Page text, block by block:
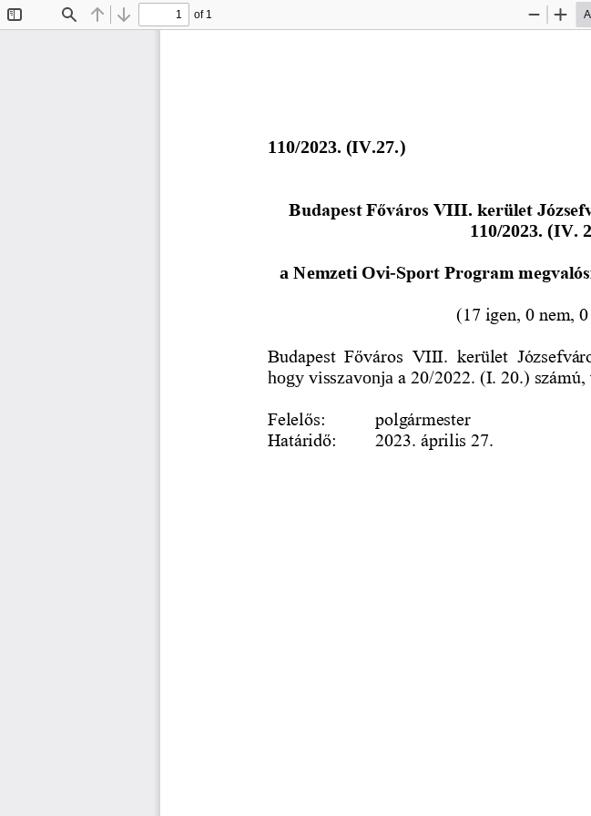
Find Previous
Next
of 1
Zoom
Zoom
110/2023. (IV.27.)
Budapest Főváros VIII. kerület
110/2023. (IV.
a Nemzeti Ovi-Sport Program
(17 igen, 0 nem,
Budapest  Főváros  VIII.  kerület
hogy visszavonja a 20/2022. (I. 20.)
Felelős:
polgármester
Határidő:
2023. április 27.